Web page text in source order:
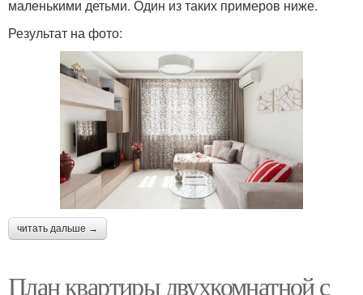
маленькими детьми. Один из таких примеров ниже.
Результат на фото:
читать дальше →
План квартиры двухкомнатной с